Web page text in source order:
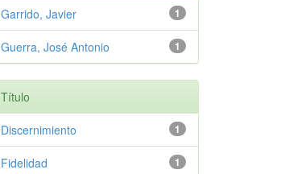
1
Garrido, Javier
1
Guerra, José Antonio
Título
1
Discernimiento
1
Fidelidad